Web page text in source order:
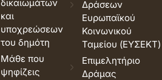
δικαιωμάτων
και
υποχρεώσεων
του δημότη
Μάθε που
ψηφίζεις
Δράσεων
Ευρωπαϊκού
Κοινωνικού
Ταμείου (ΕΥΣΕΚΤ)
Επιμελητήριο
Δράμας